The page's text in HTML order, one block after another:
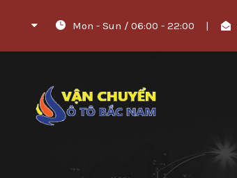
Mon - Sun / 06:00 - 22:00 |